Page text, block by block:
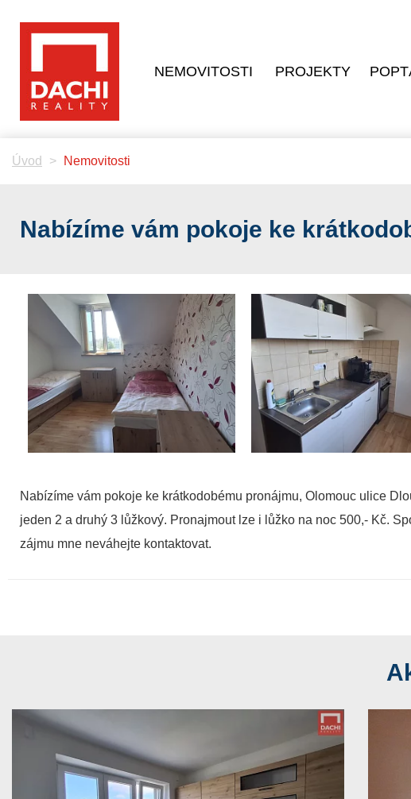
NEMOVITOSTI PROJEKTY
Úvod Nemovitosti
Nabízíme vám pokoje ke
Nabízíme vám pokoje ke krátkodobému pronájmu, Olomouc ulice
jeden 2 a druhý 3 lůžkový. Pronajmout lze i lůžko na noc 500,- Kč.
zájmu mne neváhejte kontaktovat.